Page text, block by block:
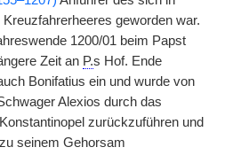
geworden war.
1200/01 beim Papst
Zeit an P.s Hof. Ende
Bonifatius ein und wurde von
Alexios durch das
zurückzuführen und
seinem Gehorsam